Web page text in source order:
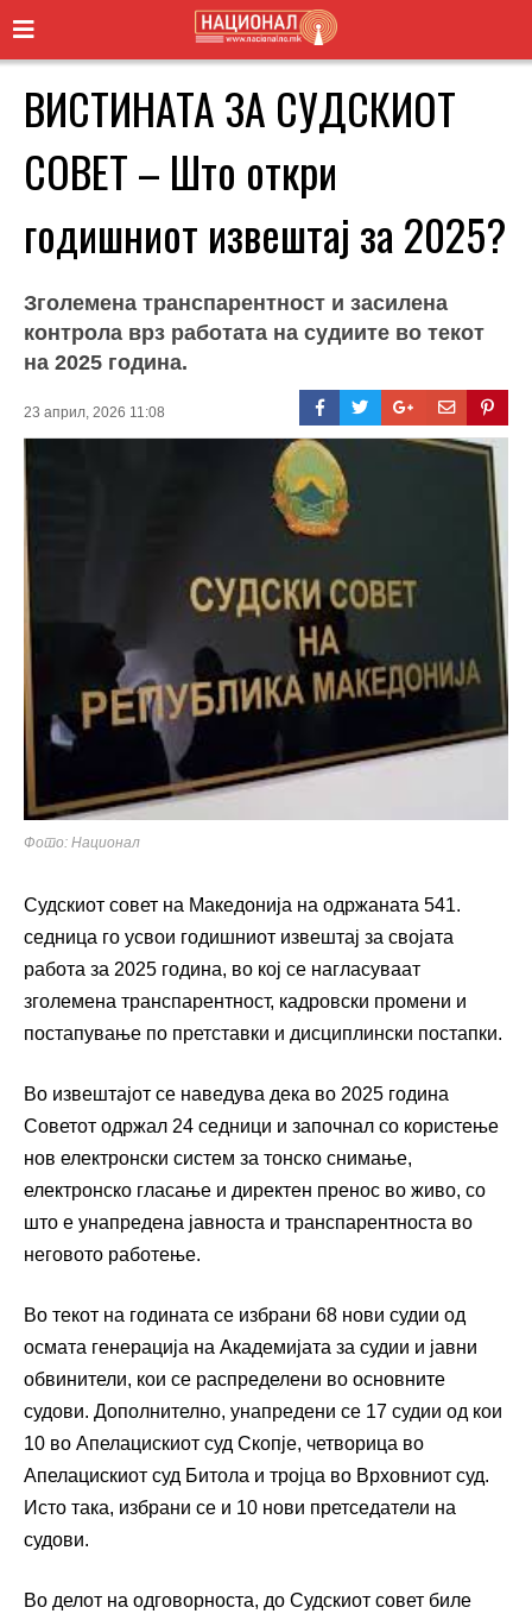
ВИСТИНАТА ЗА СУДСКИОТ
СОВЕТ – Што откри
годишниот извештај за 2025?
Зголемена транспарентност и засилена
контрола врз работата на судиите во текот
на 2025 година.
23 април, 2026 11:08
Фото: Национал
Судскиот совет на Македонија на одржаната 541.
седница го усвои годишниот извештај за својата
работа за 2025 година, во кој се нагласуваат
зголемена транспарентност, кадровски промени и
постапување по претставки и дисциплински постапки.
Во извештајот се наведува дека во 2025 година
Советот одржал 24 седници и започнал со користење
нов електронски систем за тонско снимање,
електронско гласање и директен пренос во живо, со
што е унапредена јавноста и транспарентноста во
неговото работење.
Во текот на годината се избрани 68 нови судии од
осмата генерација на Академијата за судии и јавни
обвинители, кои се распределени во основните
судови. Дополнително, унапредени се 17 судии од кои
10 во Апелацискиот суд Скопје, четворица во
Апелацискиот суд Битола и тројца во Врховниот суд.
Исто така, избрани се и 10 нови претседатели на
судови.
Во делот на одговорноста, до Судскиот совет биле